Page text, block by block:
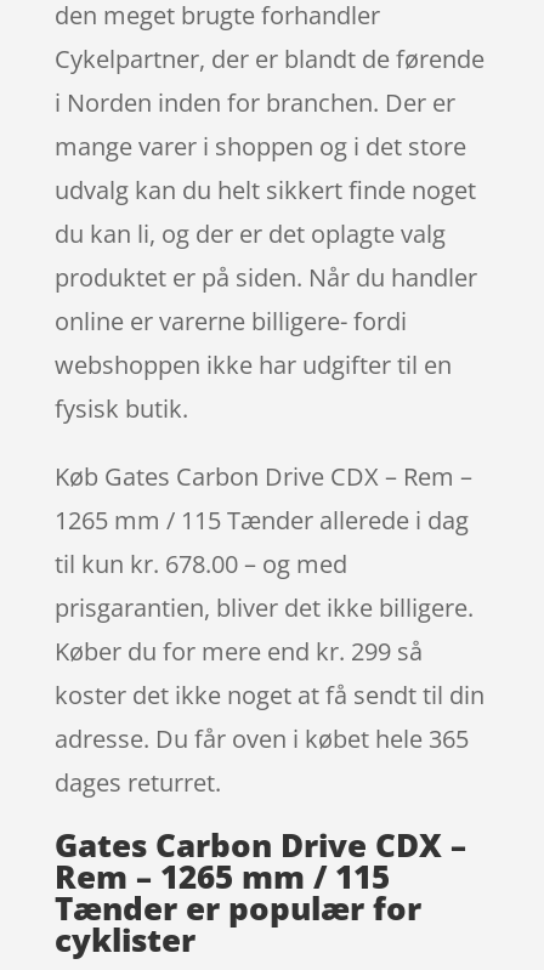
den meget brugte forhandler
Cykelpartner, der er blandt de førende
i Norden inden for branchen. Der er
mange varer i shoppen og i det store
udvalg kan du helt sikkert finde noget
du kan li, og der er det oplagte valg
produktet er på siden. Når du handler
online er varerne billigere- fordi
webshoppen ikke har udgifter til en
fysisk butik.
Køb Gates Carbon Drive CDX – Rem –
1265 mm / 115 Tænder allerede i dag
til kun kr. 678.00 – og med
prisgarantien, bliver det ikke billigere.
Køber du for mere end kr. 299 så
koster det ikke noget at få sendt til din
adresse. Du får oven i købet hele 365
dages returret.
Gates Carbon Drive CDX –
Rem – 1265 mm / 115
Tænder er populær for
cyklister